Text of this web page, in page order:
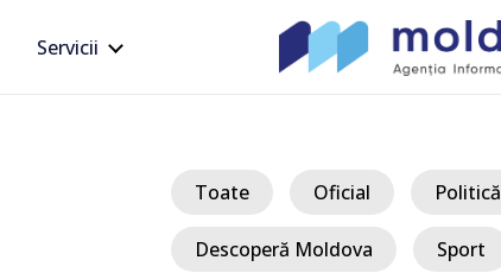
Servicii
Toate Oficial Politică
Descoperă Moldova Sport